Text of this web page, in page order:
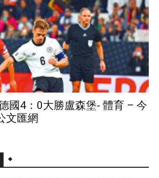
國4：0大勝盧森堡- 體育 – 今
文匯網